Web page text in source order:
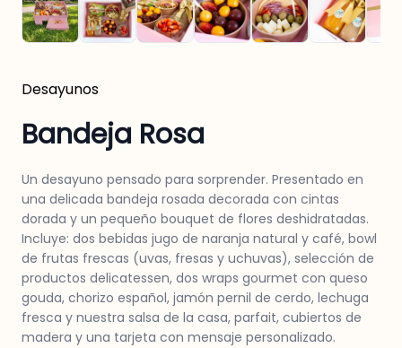
Desayunos
Bandeja Rosa
Un desayuno pensado para sorprender. Presentado en
una delicada bandeja rosada decorada con cintas
dorada y un pequeño bouquet de flores deshidratadas.
Incluye: dos bebidas jugo de naranja natural y café, bowl
de frutas frescas (uvas, fresas y uchuvas), selección de
productos delicatessen, dos wraps gourmet con queso
gouda, chorizo español, jamón pernil de cerdo, lechuga
fresca y nuestra salsa de la casa, parfait, cubiertos de
madera y una tarjeta con mensaje personalizado.